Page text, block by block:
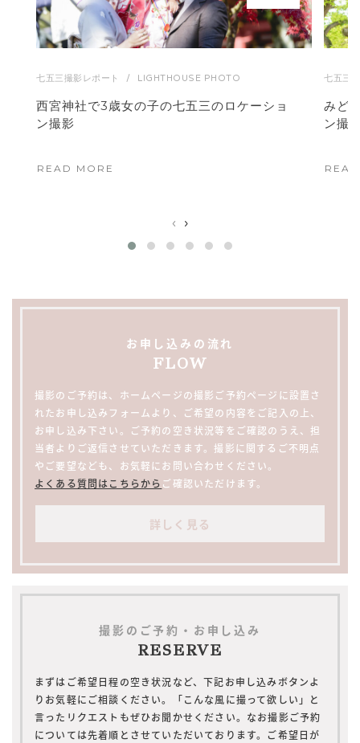
七五三撮影レポート / LIGHTHOUSE PHOTO
西宮神社で3歳女の子の七五三のロケーショ
ン撮影
READ MORE
七五三
みど
ン撮
‹ ›
お申し込みの流れ
FLOW
撮影のご予約は、ホームページの撮影ご予約ページに設置さ
れたお申し込みフォームより、ご希望の内容をご記入の上、
お申し込み下さい。ご予約の空き状況等をご確認のうえ、担
当者よりご返信させていただきます。撮影に関するご不明点
やご要望なども、お気軽にお問い合わせください。
よくある質問はこちらから ご確認いただけます。
詳しく見る
撮影のご予約・お申し込み
RESERVE
まずはご希望日程の空き状況など、下記お申し込みボタンよ
りお気軽にご相談ください。「こんな風に撮って欲しい」と
言ったリクエストもぜひお聞かせください。なお撮影ご予約
については先着順とさせていただいております。ご希望日が